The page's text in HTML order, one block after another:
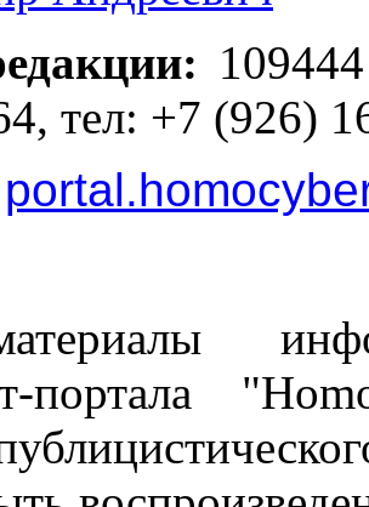
:
тел: +7 (926)
портала